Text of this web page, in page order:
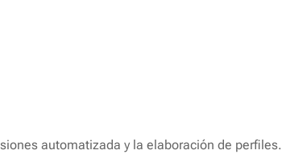
automatizada y la elaboración de perfiles.